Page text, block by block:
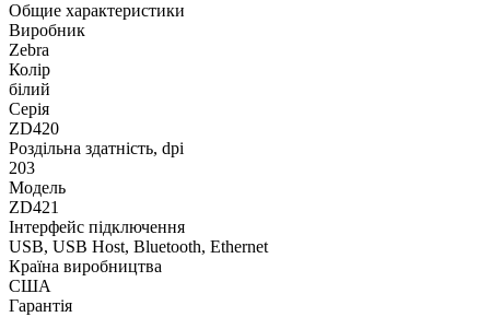
Общие характеристики
Виробник
Zebra
Колір
білий
Серія
ZD420
Роздільна здатність, dpi
203
Модель
ZD421
Інтерфейс підключення
USB, USB Host, Bluetooth, Ethernet
Країна виробництва
США
Гарантія